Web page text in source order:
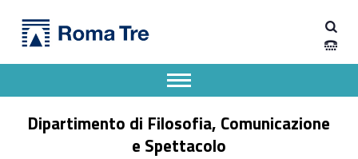
ANNULLAMENTO ESAMI 3 GIUGNO PROF. MAGRELLI - Dipartimento di Filosofia, Comunicazione e Spettacolo
Dipartimento di Filosofia, Comunicazione
e Spettacolo
Apri il menu secondario
Header info sidebar